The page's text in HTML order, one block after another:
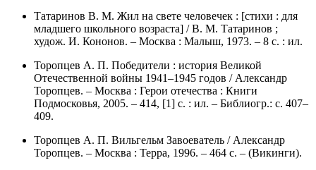
Татаринов В. М. Жил на свете человечек : [стихи : для
младшего школьного возраста] / В. М. Татаринов ;
худож. И. Кононов. – Москва : Малыш, 1973. – 8 с. : ил.
Торопцев А. П. Победители : история Великой
Отечественной войны 1941–1945 годов / Александр
Торопцев. – Москва : Герои отечества : Книги
Подмосковья, 2005. – 414, [1] с. : ил. – Библиогр.: с. 407–
409.
Торопцев А. П. Вильгельм Завоеватель / Александр
Торопцев. – Москва : Терра, 1996. – 464 с. – (Викинги).